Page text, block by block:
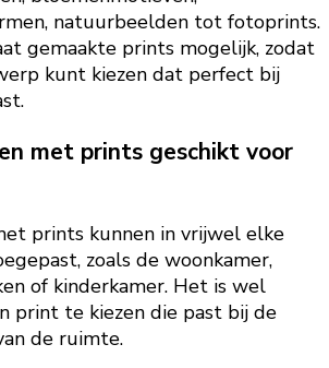
natuurbeelden tot fotoprints.
gemaakte prints mogelijk, zodat
kunt kiezen dat perfect bij
met prints geschikt voor
prints kunnen in vrijwel elke
zoals de woonkamer,
of kinderkamer. Het is wel
print te kiezen die past bij de
de ruimte.